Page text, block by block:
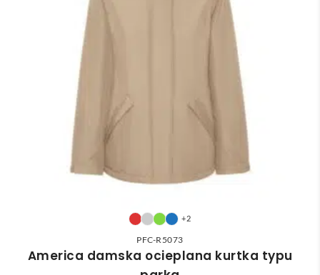
+2
PFC-R5073
America damska ocieplana kurtka typu